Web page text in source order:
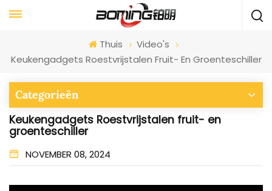
Thuis
Video's
Keukengadgets Roestvrijstalen Fruit- En Groenteschiller
Categorieën
Keukengadgets Roestvrijstalen fruit- en
groenteschiller
NOVEMBER 08, 2024